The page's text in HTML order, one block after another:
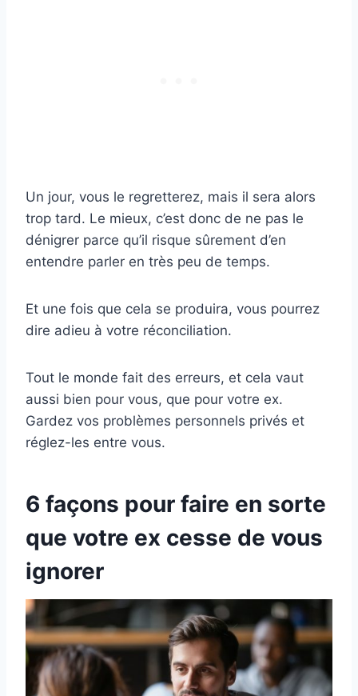
Un jour, vous le regretterez, mais il sera alors
trop tard. Le mieux, c’est donc de ne pas le
dénigrer parce qu’il risque sûrement d’en
entendre parler en très peu de temps.
Et une fois que cela se produira, vous pourrez
dire adieu à votre réconciliation.
Tout le monde fait des erreurs, et cela vaut
aussi bien pour vous, que pour votre ex.
Gardez vos problèmes personnels privés et
réglez-les entre vous.
6 façons pour faire en sorte
que votre ex cesse de vous
ignorer